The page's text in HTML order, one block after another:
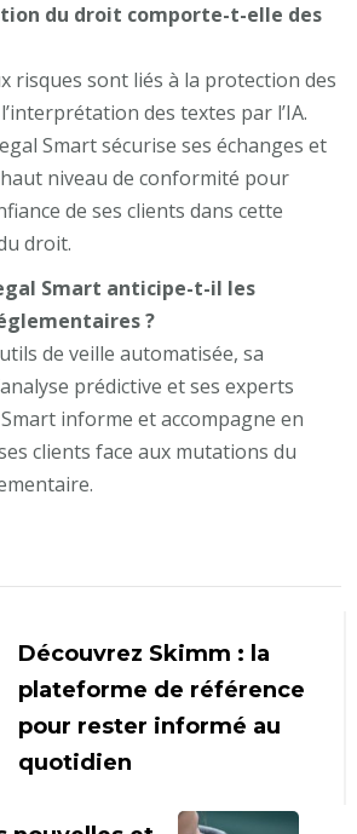
du droit comporte-t-elle des
risques sont liés à la protection des
des textes par l’IA.
Smart sécurise ses échanges et
niveau de conformité pour
de ses clients dans cette
droit.
Smart anticipe-t-il les
?
de veille automatisée, sa
prédictive et ses experts
informe et accompagne en
clients face aux mutations du
Découvrez Skimm : la
plateforme de référence
pour rester informé au
quotidien